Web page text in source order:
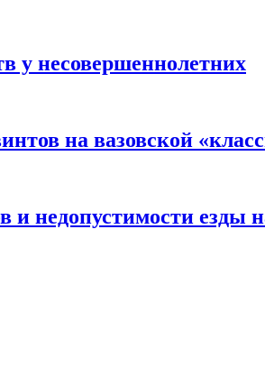
у несовершеннолетних
на вазовской
недопустимости езды